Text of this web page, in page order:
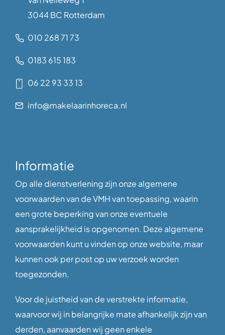
3044 BC Rotterdam
010 268 71 73
0183 615 183
06 22 93 33 13
info@makelaarinhoreca.nl
Informatie
Op alle dienstverlening zijn onze algemene
voorwaarden van de VMH van toepassing, waarin
een grote beperking van onze eventuele
aansprakelijkheid is opgenomen. Deze algemene
voorwaarden kunt u vinden op onze website, maar
kunnen ook per post op uw verzoek worden
toegezonden.
Voor de juistheid van de verstrekte informatie,
waarvoor wij in belangrijke mate afhankelijk zijn van
derden, aanvaarden wij geen enkele